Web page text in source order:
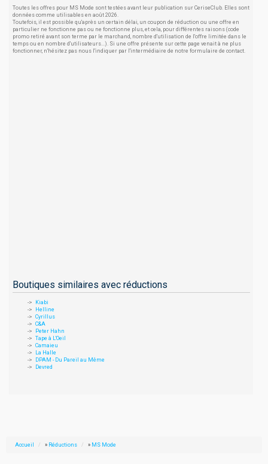
Toutes les offres pour MS Mode sont testées avant leur publication sur CeriseClub. Elles sont
données comme utilisables en août 2026.
Toutefois, il est possible qu'après un certain délai, un coupon de réduction ou une offre en
particulier ne fonctionne pas ou ne fonctionne plus, et cela, pour différentes raisons (code
promo retiré avant son terme par le marchand, nombre d'utilisation de l'offre limitée dans le
temps ou en nombre d'utilisateurs...). Si une offre présente sur cette page venait à ne plus
fonctionner, n'hésitez pas nous l'indiquer par l'intermédiaire de notre formulaire de contact.
Boutiques similaires avec réductions
Kiabi
Helline
Cyrillus
C&A
Peter Hahn
Tape à L'Oeil
Camaieu
La Halle
DPAM - Du Pareil au Même
Devred
Accueil » Réductions » MS Mode